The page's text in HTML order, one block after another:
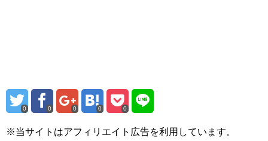
0 0 0 0 0
※当サイトはアフィリエイト広告を利用しています。